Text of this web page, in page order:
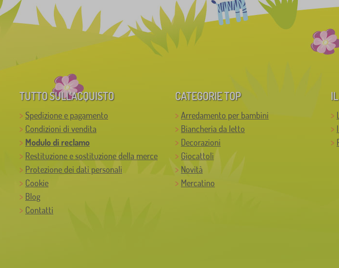
TUTTO SULL’ACQUISTO
Spedizione e pagamento
Condizioni di vendita
Modulo di reclamo
Restituzione e sostituzione della merce
Protezione dei dati personali
Cookie
Blog
Contatti
CATEGORIE TOP
Arredamento per bambini
Biancheria da letto
Decorazioni
Giocattoli
Novità
Mercatino